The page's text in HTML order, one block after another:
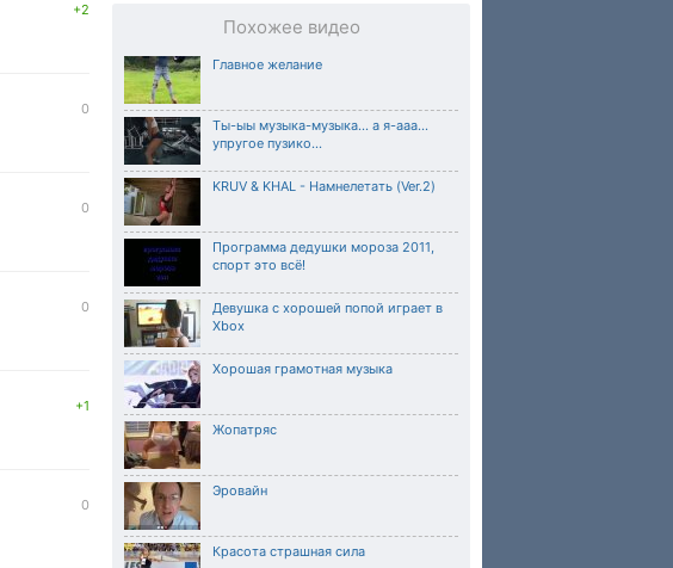
Похожее видео
Главное желание
Ты-ыы музыка-музыка... а я-ааа...
упругое пузико...
KRUV & KHAL - Намнелетать (Ver.2)
Программа дедушки мороза 2011,
спорт это всё!
Девушка с хорошей попой играет в
Xbox
Хорошая грамотная музыка
Жопатряс
Эровайн
Красота страшная сила
+2
0
0
0
+1
0